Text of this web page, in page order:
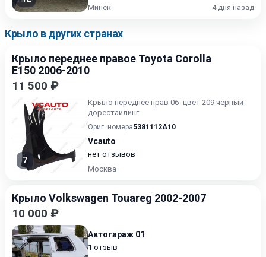
Минск 4 дня назад
Крыло в других странах
Крыло переднее правое Toyota Corolla
E150 2006-2010
11 500 ₽
7
Крыло переднее прав 06- цвет 209 черный
дорестайлинг
Ориг. номера5381112A10
Vcauto
нет отзывов
Москва
Крыло Volkswagen Touareg 2002-2007
10 000 ₽
Автогараж 01
1 отзыв